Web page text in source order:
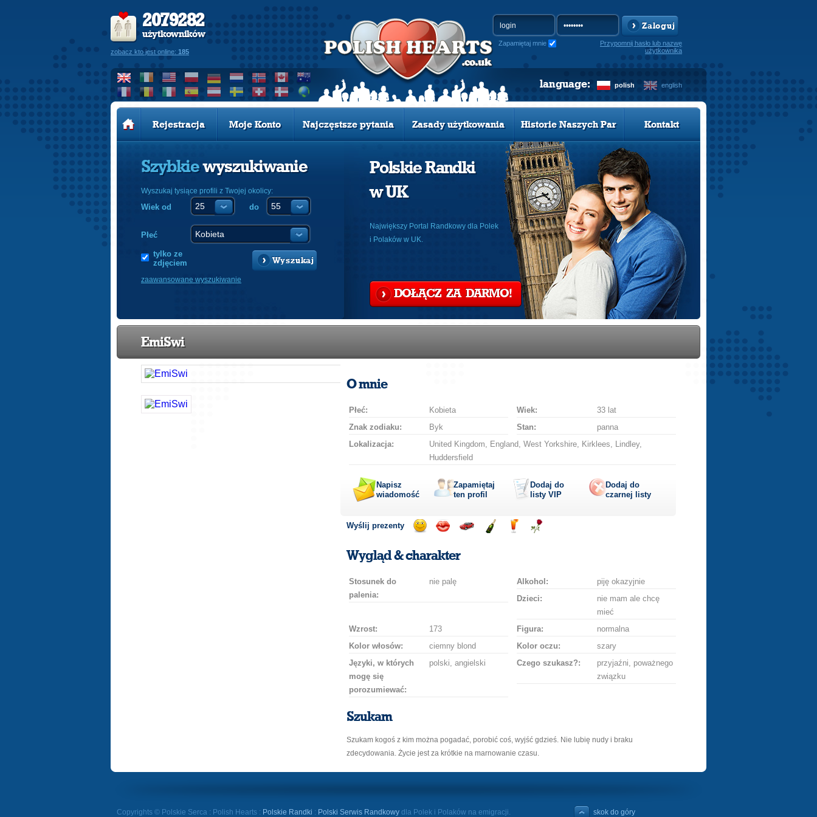
2079282
użytkowników
zobacz kto jest online: 185
Zaloguj
Zapamiętaj mnie
Przypomnij hasło lub nazwę
użytkownika
polish english
language:
Rejestracja Moje Konto Najczęstsze pytania Zasady użytkowania Historie Naszych Par Kontakt
Szybkiewyszukiwanie
Wyszukaj tysiące profili z Twojej okolicy:
Wiek od do
Płeć
tylko ze
zdjęciem
Wyszukaj
zaawansowane wyszukiwanie
Polskie Randki
w UK
Największy Portal Randkowy dla Polek
i Polaków w UK.
DOŁĄCZ ZA DARMO!
EmiSwi
O mnie
Płeć: Kobieta Wiek:
33 lat
Znak zodiaku:
Byk Stan:
panna
Lokalizacja:
United Kingdom, England, West Yorkshire, Kirklees, Lindley,
Huddersfield
Napisz
wiadomość
Zapamiętaj
ten profil
Dodaj do
listy VIP
Dodaj do
czarnej listy
Wyślij prezenty
uśmiechbuziaka
Wygląd & charakter
Stosunek do
palenia:
nie palę Alkohol:
piję okazyjnie
Dzieci:
nie mam ale chcę
mieć
Wzrost:
173 Figura:
normalna
Kolor włosów:
ciemny blond Kolor oczu:
szary
Języki, w których
mogę się
porozumiewać:
polski, angielski Czego szukasz?:
przyjaźni, poważnego
związku
Szukam
Szukam kogoś z kim można pogadać, porobić coś, wyjść gdzieś. Nie lubię nudy i braku
zdecydowania. Życie jest za krótkie na marnowanie czasu.
Copyrights © Polskie Serca : Polish Hearts : Polskie Randki : Polski Serwis Randkowy dla Polek i Polaków na emigracji. skok do góry